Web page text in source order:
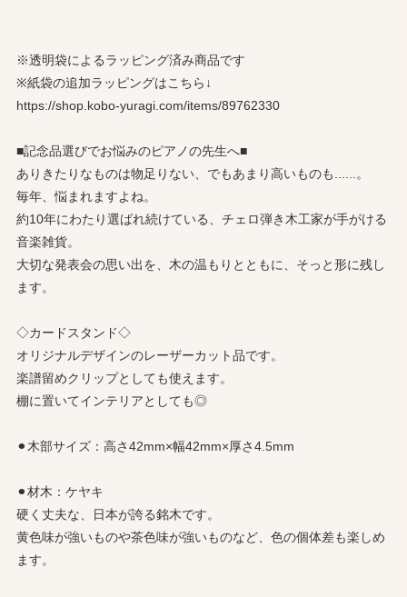
※透明袋によるラッピング済み商品です
※紙袋の追加ラッピングはこちら↓
https://shop.kobo-yuragi.com/items/89762330
■記念品選びでお悩みのピアノの先生へ■
ありきたりなものは物足りない、でもあまり高いものも......。
毎年、悩まれますよね。
約10年にわたり選ばれ続けている、チェロ弾き木工家が手がける
音楽雑貨。
大切な発表会の思い出を、木の温もりとともに、そっと形に残し
ます。
◇カードスタンド◇
オリジナルデザインのレーザーカット品です。
楽譜留めクリップとしても使えます。
棚に置いてインテリアとしても◎
⚫︎木部サイズ：高さ42mm×幅42mm×厚さ4.5mm
⚫︎材木：ケヤキ
硬く丈夫な、日本が誇る銘木です。
黄色味が強いものや茶色味が強いものなど、色の個体差も楽しめ
ます。